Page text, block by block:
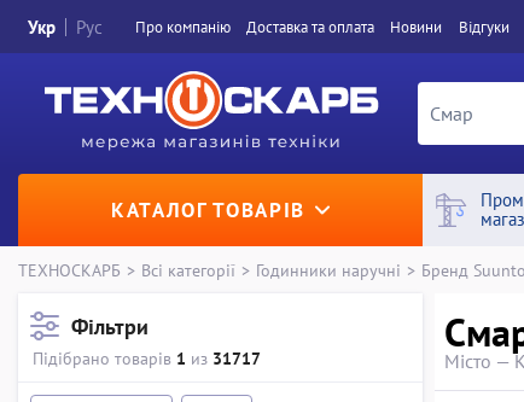
Укр Рус Про компанiю Доставка та оплата Новини Вiдгуки
КАТАЛОГ ТОВАРІВ
ТЕХНОСКАРБ > Всі категорії > Годинники наручні > Бренд Suunto
Фільтри
Підібрано товарів 1 из 31717 Місто —